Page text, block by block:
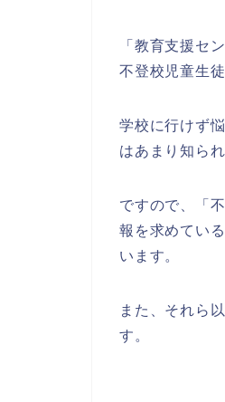
「教育支援セ
不登校児童生
学校に行けず
はあまり知ら
ですので、「
報を求めてい
います。
また、それら
す。